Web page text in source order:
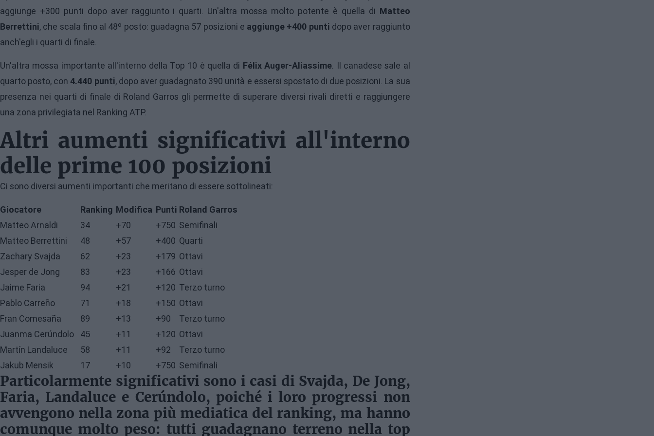
aggiunge +300 punti dopo aver raggiunto i quarti. Un'altra mossa molto potente è quella di Matteo
Berrettini, che scala fino al 48º posto: guadagna 57 posizioni e aggiunge +400 punti dopo aver raggiunto
anch'egli i quarti di finale.
Un'altra mossa importante all'interno della Top 10 è quella di Félix Auger-Aliassime. Il canadese sale al
quarto posto, con 4.440 punti, dopo aver guadagnato 390 unità e essersi spostato di due posizioni. La sua
presenza nei quarti di finale di Roland Garros gli permette di superare diversi rivali diretti e raggiungere
una zona privilegiata nel Ranking ATP.
Altri aumenti significativi all'interno
delle prime 100 posizioni
Ci sono diversi aumenti importanti che meritano di essere sottolineati:
Giocatore Ranking Modifica Punti Roland Garros
Matteo Arnaldi
34 +70 +750 Semifinali
Matteo Berrettini
48 +57 +400 Quarti
Zachary Svajda
62 +23 +179 Ottavi
Jesper de Jong
83 +23 +166 Ottavi
Jaime Faria
94 +21 +120 Terzo turno
Pablo Carreño
71 +18 +150 Ottavi
Fran Comesaña
89 +13 +90
Terzo turno
Juanma Cerúndolo
45 +11 +120 Ottavi
Martín Landaluce
58 +11 +92
Terzo turno
Jakub Mensik
17 +10 +750 Semifinali
Particolarmente significativi sono i casi di Svajda, De Jong,
Faria, Landaluce e Cerúndolo, poiché i loro progressi non
avvengono nella zona più mediatica del ranking, ma hanno
comunque molto peso: tutti guadagnano terreno nella top